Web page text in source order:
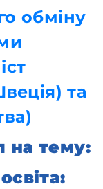
обміну
та
на тему: